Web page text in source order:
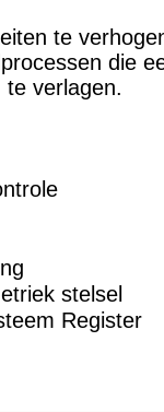
te
die
te verlagen.
stelsel
Register